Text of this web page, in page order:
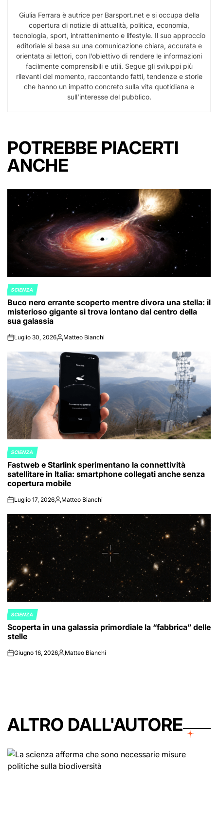
Giulia Ferrara è autrice per Barsport.net e si occupa della
copertura di notizie di attualità, politica, economia,
tecnologia, sport, intrattenimento e lifestyle. Il suo approccio
editoriale si basa su una comunicazione chiara, accurata e
orientata ai lettori, con l’obiettivo di rendere le informazioni
facilmente comprensibili e utili. Segue gli sviluppi più
rilevanti del momento, raccontando fatti, tendenze e storie
che hanno un impatto concreto sulla vita quotidiana e
sull’interesse del pubblico.
POTREBBE PIACERTI
ANCHE
POSTED
IN
SCIENZA
Buco nero errante scoperto mentre divora una stella: il
misterioso gigante si trova lontano dal centro della
sua galassia
onLuglio 30, 2026Posted
Matteo Bianchi
POSTED
IN
SCIENZA
Fastweb e Starlink sperimentano la connettività
satellitare in Italia: smartphone collegati anche senza
copertura mobile
onLuglio 17, 2026Posted
Matteo Bianchi
POSTED
IN
SCIENZA
Scoperta in una galassia primordiale la “fabbrica” delle
stelle
onGiugno 16, 2026Posted
Matteo Bianchi
ALTRO DALL'AUTORE